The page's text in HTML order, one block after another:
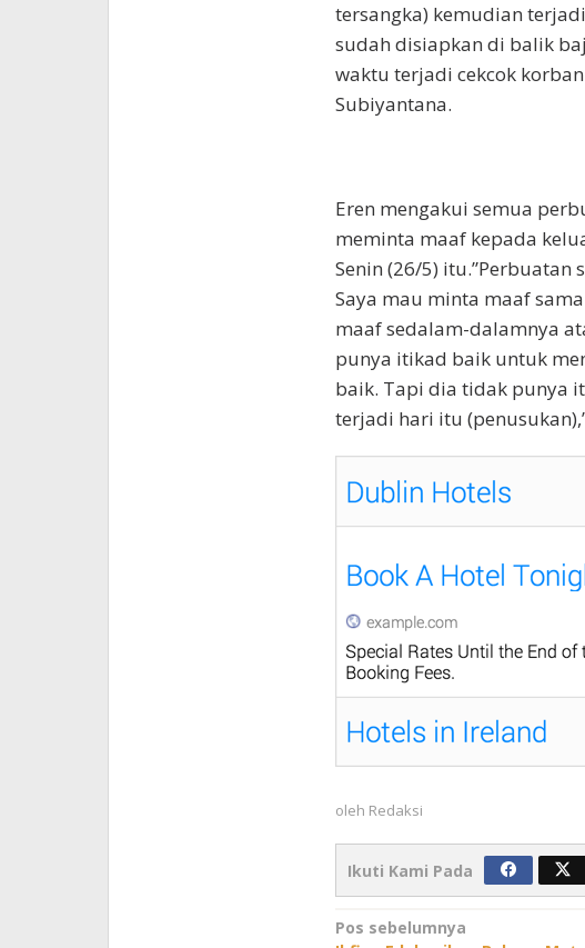
tersangka) kemudian
sudah disiapkan di balik
waktu terjadi cekcok
Subiyantana.
Eren mengakui semua
meminta maaf kepada
Senin (26/5) itu.”Perbuatan
Saya mau minta maaf
maaf sedalam-dalamnya
punya itikad baik untuk
baik. Tapi dia tidak punya
terjadi hari itu
oleh Redaksi
Ikuti Kami Pada
Navigasi
Pos sebelumnya